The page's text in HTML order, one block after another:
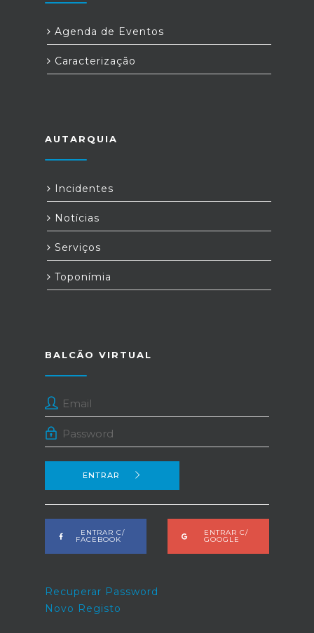
Agenda de Eventos
Caracterização
AUTARQUIA
Incidentes
Notícias
Serviços
Toponímia
BALCÃO VIRTUAL
ENTRAR
ENTRAR C/
FACEBOOK
ENTRAR C/
GOOGLE
Recuperar Password
Novo Registo